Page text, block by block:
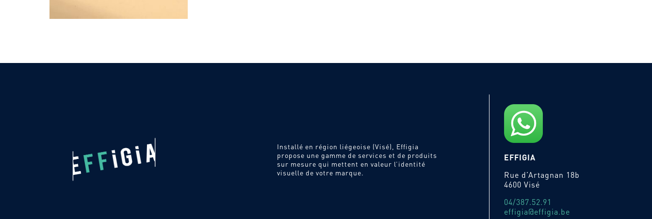
Installé en région liégeoise (Visé), Effigia
propose une gamme de services et de produits
sur mesure qui mettent en valeur l’identité
visuelle de votre marque.
EFFIGIA
Rue d’Artagnan 18b
4600 Visé
04/387.52.91
effigia@effigia.be